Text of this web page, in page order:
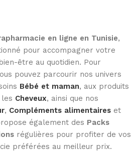
en ligne en Tunisie,
pour accompagner votre
être au quotidien. Pour
pouvez parcourir nos univers
Bébé et maman, aux produits
les Cheveux, ainsi que nos
, Compléments alimentaires et
également des Packs
régulières pour profiter de vos
préférées au meilleur prix.